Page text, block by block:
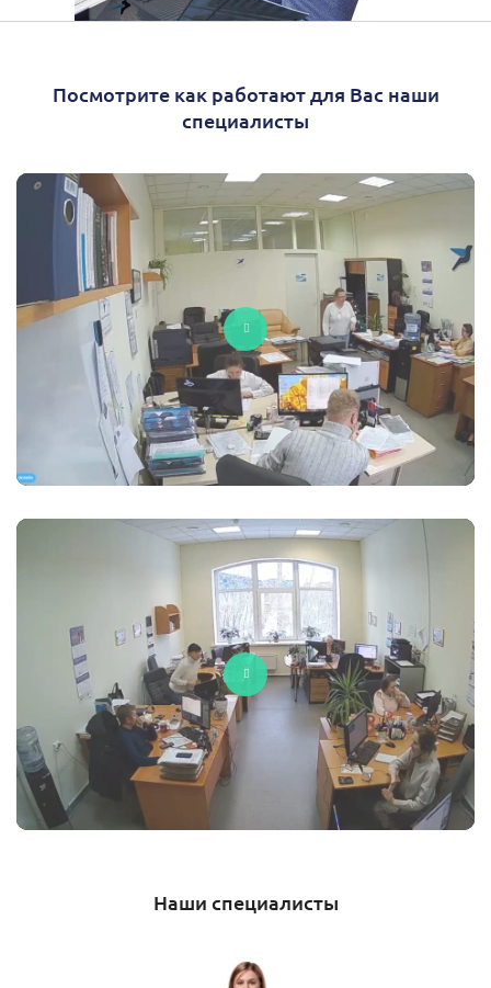
Посмотрите как работают для Вас наши
специалисты
Наши специалисты